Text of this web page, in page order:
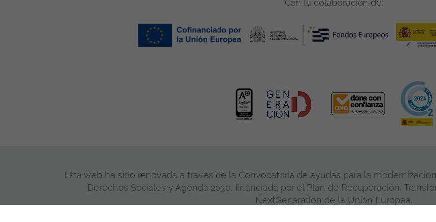
Con la colaboración de:
Esta web ha sido renovada a través de la Convocatoria de ayudas para la
Derechos Sociales y Agenda 2030, financiada por el Plan de Recuperación,
NextGeneration de la Unión Europea.